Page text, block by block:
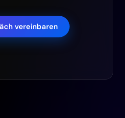
vereinbaren